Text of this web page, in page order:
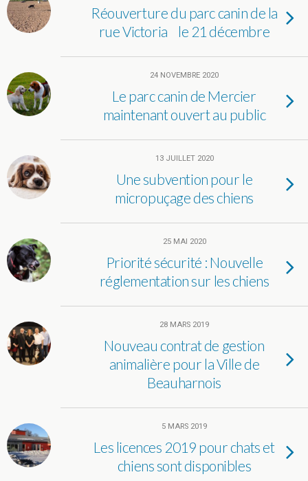
Réouverture du parc canin de la
rue Victoria le 21 décembre
24 NOVEMBRE 2020
Le parc canin de Mercier
maintenant ouvert au public
13 JUILLET 2020
Une subvention pour le
micropuçage des chiens
25 MAI 2020
Priorité sécurité : Nouvelle
réglementation sur les chiens
28 MARS 2019
Nouveau contrat de gestion
animalière pour la Ville de
Beauharnois
5 MARS 2019
Les licences 2019 pour chats et
chiens sont disponibles